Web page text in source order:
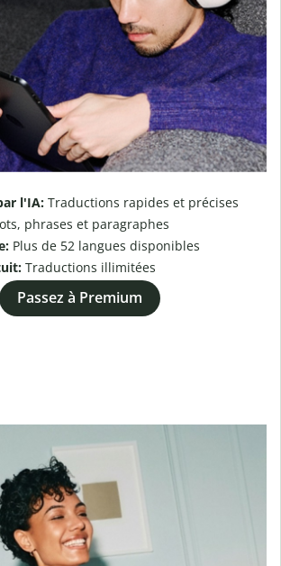
l'IA: Traductions rapides et précises
phrases et paragraphes
Plus de 52 langues disponibles
Traductions illimitées
Passez à Premium